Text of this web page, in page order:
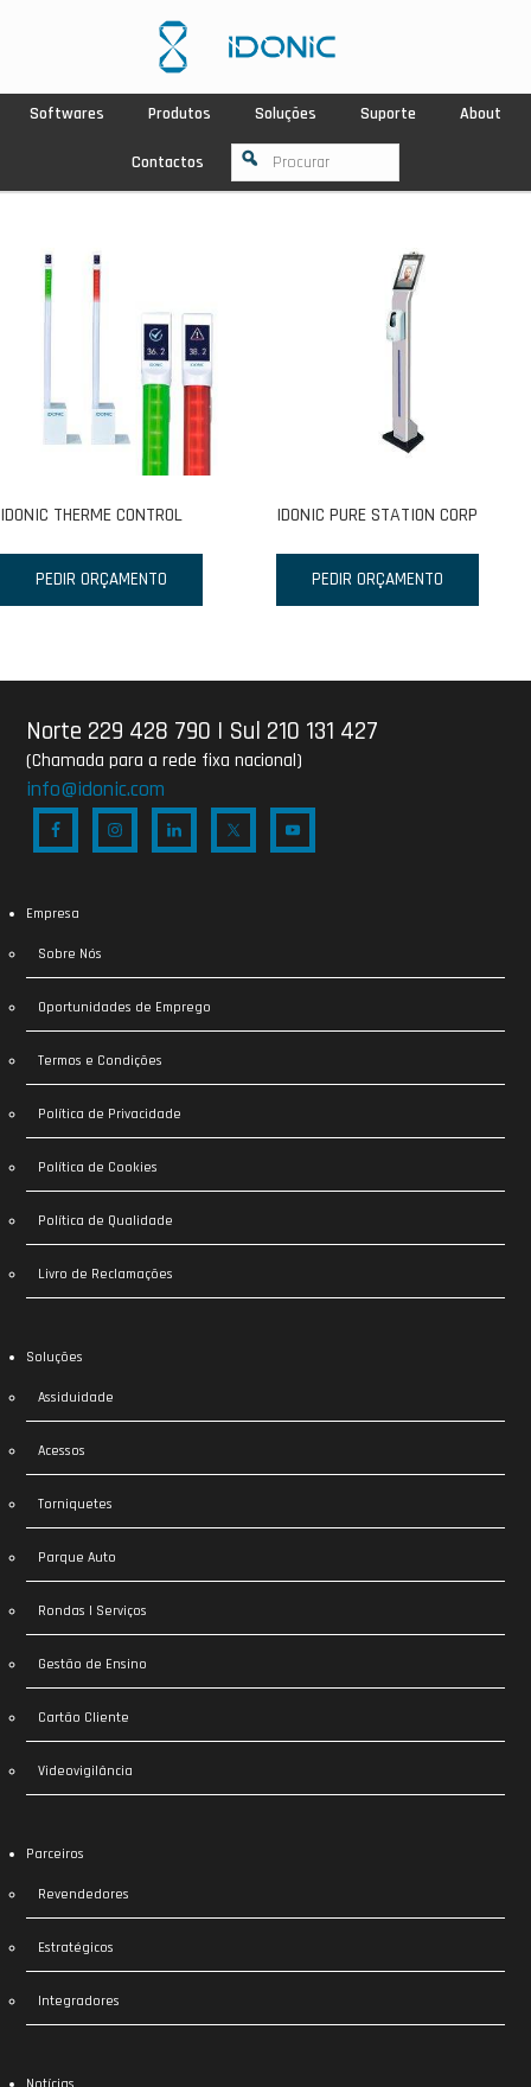
Softwares Produtos Soluções Suporte About
Contactos
IDONIC THERME CONTROL
PEDIR ORÇAMENTO
IDONIC PURE STATION CORP
PEDIR ORÇAMENTO
Norte 229 428 790 | Sul 210 131 427
(Chamada para a rede fixa nacional)
info@idonic.com
Empresa
Sobre Nós
Oportunidades de Emprego
Termos e Condições
Política de Privacidade
Política de Cookies
Política de Qualidade
Livro de Reclamações
Soluções
Assiduidade
Acessos
Torniquetes
Parque Auto
Rondas | Serviços
Gestão de Ensino
Cartão Cliente
Videovigilância
Parceiros
Revendedores
Estratégicos
Integradores